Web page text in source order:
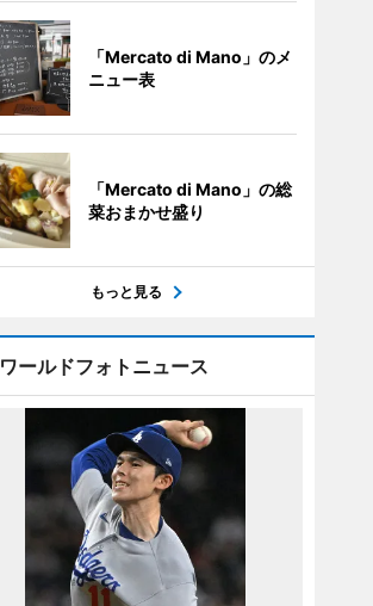
「Mercato di Mano」のメ
ニュー表
「Mercato di Mano」の総
菜おまかせ盛り
もっと見る
ワールドフォトニュース